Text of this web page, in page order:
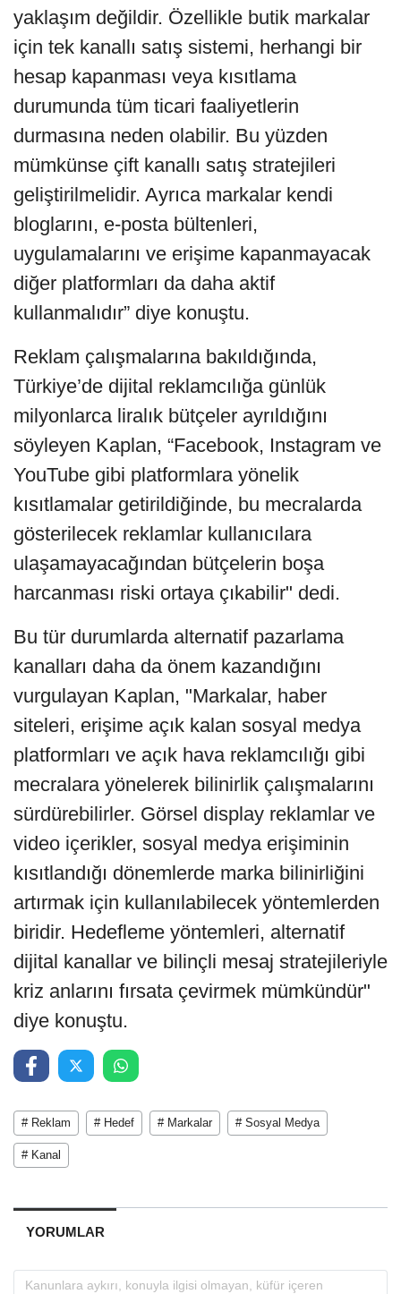
yaklaşım değildir. Özellikle butik markalar
için tek kanallı satış sistemi, herhangi bir
hesap kapanması veya kısıtlama
durumunda tüm ticari faaliyetlerin
durmasına neden olabilir. Bu yüzden
mümkünse çift kanallı satış stratejileri
geliştirilmelidir. Ayrıca markalar kendi
bloglarını, e-posta bültenleri,
uygulamalarını ve erişime kapanmayacak
diğer platformları da daha aktif
kullanmalıdır” diye konuştu.
Reklam çalışmalarına bakıldığında,
Türkiye’de dijital reklamcılığa günlük
milyonlarca liralık bütçeler ayrıldığını
söyleyen Kaplan, “Facebook, Instagram ve
YouTube gibi platformlara yönelik
kısıtlamalar getirildiğinde, bu mecralarda
gösterilecek reklamlar kullanıcılara
ulaşamayacağından bütçelerin boşa
harcanması riski ortaya çıkabilir" dedi.
Bu tür durumlarda alternatif pazarlama
kanalları daha da önem kazandığını
vurgulayan Kaplan, "Markalar, haber
siteleri, erişime açık kalan sosyal medya
platformları ve açık hava reklamcılığı gibi
mecralara yönelerek bilinirlik çalışmalarını
sürdürebilirler. Görsel display reklamlar ve
video içerikler, sosyal medya erişiminin
kısıtlandığı dönemlerde marka bilinirliğini
artırmak için kullanılabilecek yöntemlerden
biridir. Hedefleme yöntemleri, alternatif
dijital kanallar ve bilinçli mesaj stratejileriyle
kriz anlarını fırsata çevirmek mümkündür"
diye konuştu.
# Reklam # Hedef # Markalar # Sosyal Medya
# Kanal
YORUMLAR